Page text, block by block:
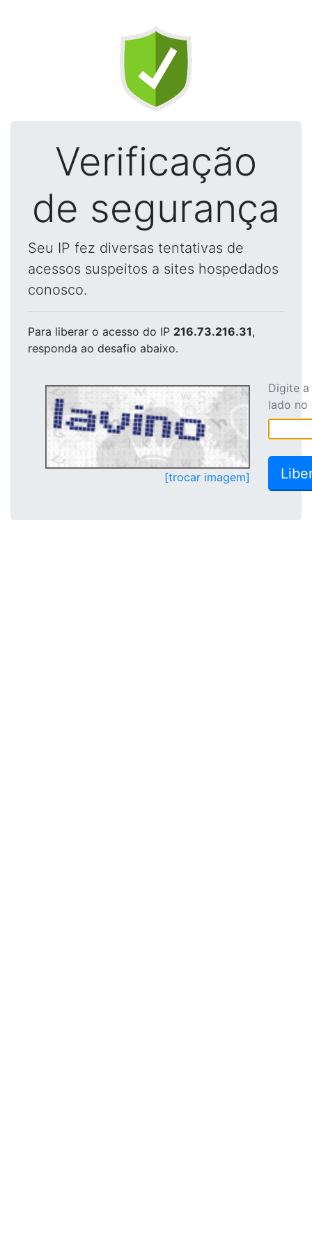
Verificação
de segurança
Seu IP fez diversas tentativas de
acessos suspeitos a sites hospedados
conosco.
Para liberar o acesso do IP 216.73.216.31,
responda ao desafio abaixo.
[trocar imagem]
Digite
lado no